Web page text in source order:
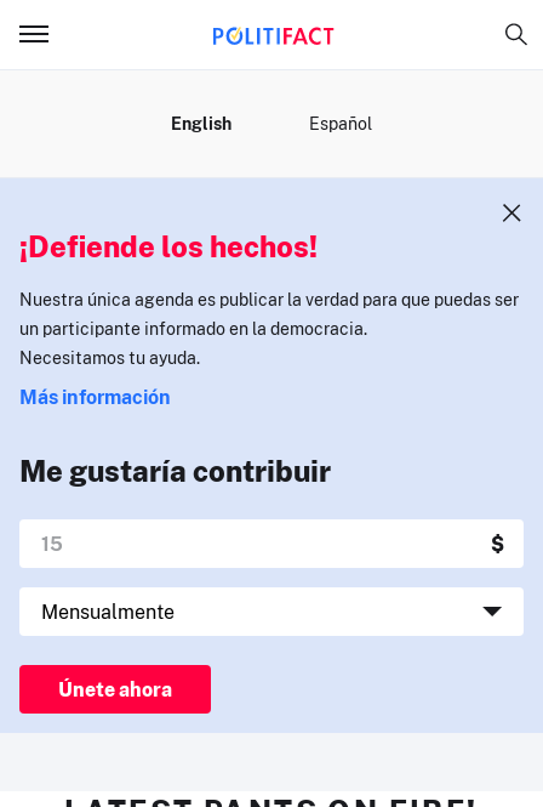
English Español
¡Defiende los hechos!
Nuestra única agenda es publicar la verdad para que puedas ser
un participante informado en la democracia.
Necesitamos tu ayuda.
Más información
Me gustaría contribuir
Únete ahora